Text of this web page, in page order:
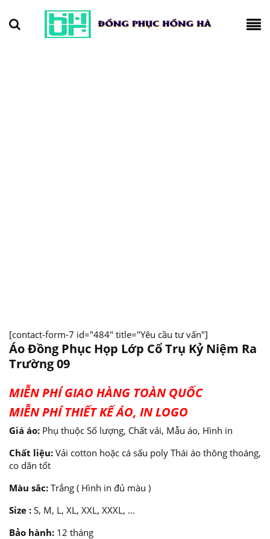
[contact-form-7 id="484" title="Yêu cầu tư vấn"]
Áo Đồng Phục Họp Lớp Cổ Trụ Kỷ Niệm Ra
Trường 09
MIỄN PHÍ GIAO HÀNG TOÀN QUỐC
MIỄN PHÍ THIẾT KẾ ÁO, IN LOGO
Giá áo: Phụ thuộc Số lượng, Chất vải, Mẫu áo, Hình in
Chất liệu: Vải cotton hoặc cá sấu poly Thái áo thông thoáng,
co dãn tốt
Màu sắc: Trắng ( Hình in đủ màu )
Size : S, M, L, XL, XXL, XXXL, …
Bảo hành: 12 tháng